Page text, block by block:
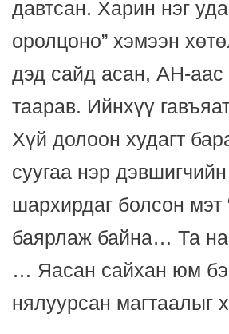
давтсан. Харин нэг
оролцоно” хэмээн
дэд сайд асан, АН-
таарав. Ийнхүү
Хүй долоон худагт
суугаа нэр
шархирдаг болсон
баярлаж байна… Та
… Яасан сайхан юм
нялуурсан магтаалыг